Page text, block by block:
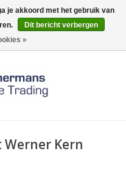
0 Artikelen - €0,00
Kern
je akkoord met het gebruik van
Dit bericht verbergen
»